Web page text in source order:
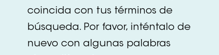
coincida con tus términos de
búsqueda. Por favor, inténtalo de
nuevo con algunas palabras